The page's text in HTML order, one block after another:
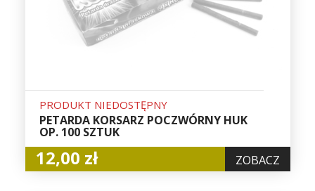
PRODUKT NIEDOSTĘPNY
PETARDA KORSARZ POCZWÓRNY HUK
OP. 100 SZTUK
12,00 zł ZOBACZ